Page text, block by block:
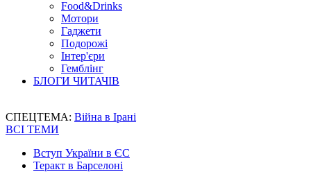
Food&Drinks
Мотори
Гаджети
Подорожі
Інтер'єри
Гемблінг
БЛОГИ ЧИТАЧІВ
СПЕЦТЕМА: Війна в Ірані
ВСІ ТЕМИ
Вступ України в ЄС
Теракт в Барселоні